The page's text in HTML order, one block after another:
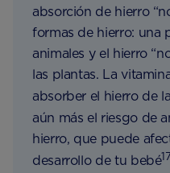
absorción de hierro
formas de hierro: una
animales y el hierro
las plantas. La
absorber el hierro de
aún más el riesgo de
hierro, que puede
desarrollo de tu bebé